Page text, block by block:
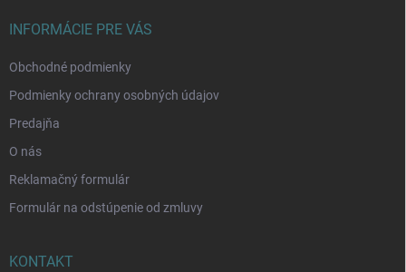
INFORMÁCIE PRE VÁS
Obchodné podmienky
Podmienky ochrany osobných údajov
Predajňa
O nás
Reklamačný formulár
Formulár na odstúpenie od zmluvy
KONTAKT